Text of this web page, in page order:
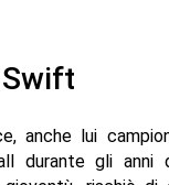
anche lui
durante gli anni